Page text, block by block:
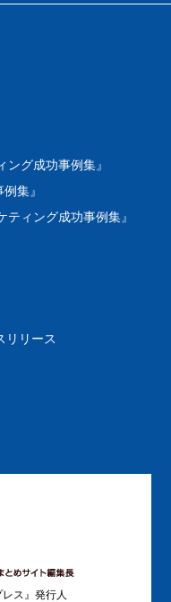
ング成功事例集』
集』
ティング成功事例集』
リリース
ス』発行人